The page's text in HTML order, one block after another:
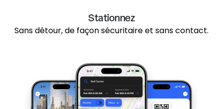
Stationnez
Sans détour, de façon sécuritaire et sans contact.